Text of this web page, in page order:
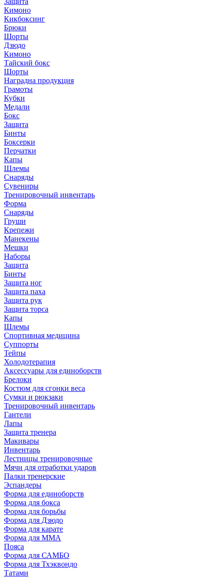
Кимоно
Кикбоксинг
Брюки
Шорты
Дзюдо
Кимоно
Тайский бокс
Шорты
Наградна продукция
Грамоты
Кубки
Медали
Бокс
Защита
Бинты
Боксерки
Перчатки
Капы
Шлемы
Снаряды
Сувениры
Тренировочный инвентарь
Форма
Снаряды
Груши
Крепежи
Манекены
Мешки
Наборы
Защита
Бинты
Защита ног
Защита паха
Защита рук
Защита торса
Капы
Шлемы
Спортивная медицина
Суппорты
Тейпы
Холодотерапия
Аксессуары для единоборств
Брелоки
Костюм для сгонки веса
Сумки и рюкзаки
Тренировочный инвентарь
Гантели
Лапы
Защита тренера
Макивары
Инвентарь
Лестницы тренировочные
Мячи для отработки ударов
Палки тренерские
Эспандеры
Форма для единоборств
Форма для бокса
Форма для борьбы
Форма для Дзюдо
Форма для карате
Форма для MMA
Пояса
Форма для САМБО
Форма для Тхэквондо
Татами